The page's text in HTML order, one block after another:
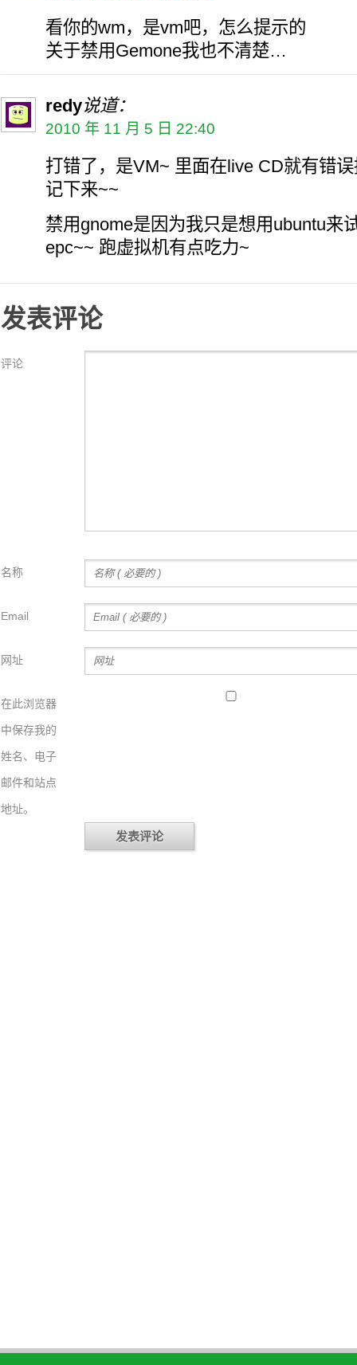
看你的wm，是vm吧，怎么提示的
关于禁用Gemone我也不清楚…
redy说道：
2010 年 11 月 5 日 22:40
打错了，是VM~ 里面在live CD就有错
记下来~~
禁用gnome是因为我只是想用ubuntu来
epc~~ 跑虚拟机有点吃力~
发表评论
评论
名称
Email
网址
在此浏览器
中保存我的
姓名、电子
邮件和站点
地址。